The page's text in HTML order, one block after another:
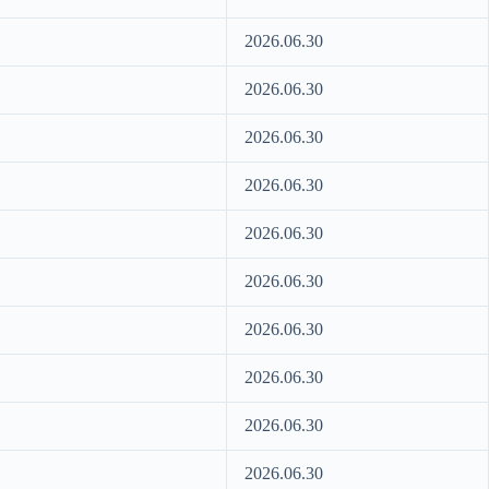
2026.06.30
2026.06.30
2026.06.30
2026.06.30
2026.06.30
2026.06.30
2026.06.30
2026.06.30
2026.06.30
2026.06.30